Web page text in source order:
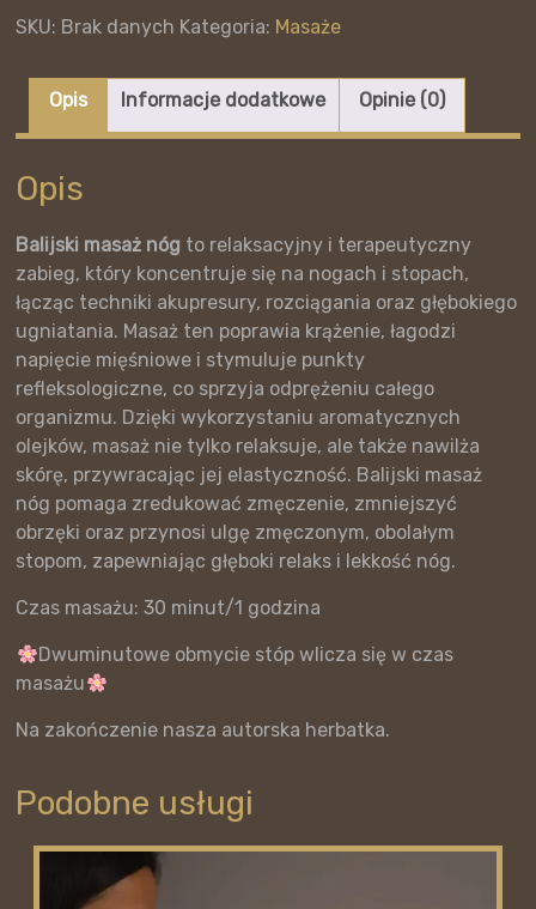
SKU: Brak danych Kategoria: Masaże
Opis Informacje dodatkowe Opinie (0)
Opis
Balijski masaż nóg to relaksacyjny i terapeutyczny
zabieg, który koncentruje się na nogach i stopach,
łącząc techniki akupresury, rozciągania oraz głębokiego
ugniatania. Masaż ten poprawia krążenie, łagodzi
napięcie mięśniowe i stymuluje punkty
refleksologiczne, co sprzyja odprężeniu całego
organizmu. Dzięki wykorzystaniu aromatycznych
olejków, masaż nie tylko relaksuje, ale także nawilża
skórę, przywracając jej elastyczność. Balijski masaż
nóg pomaga zredukować zmęczenie, zmniejszyć
obrzęki oraz przynosi ulgę zmęczonym, obolałym
stopom, zapewniając głęboki relaks i lekkość nóg.
Czas masażu: 30 minut/1 godzina
Dwuminutowe obmycie stóp wlicza się w czas
masażu
Na zakończenie nasza autorska herbatka.
Podobne usługi